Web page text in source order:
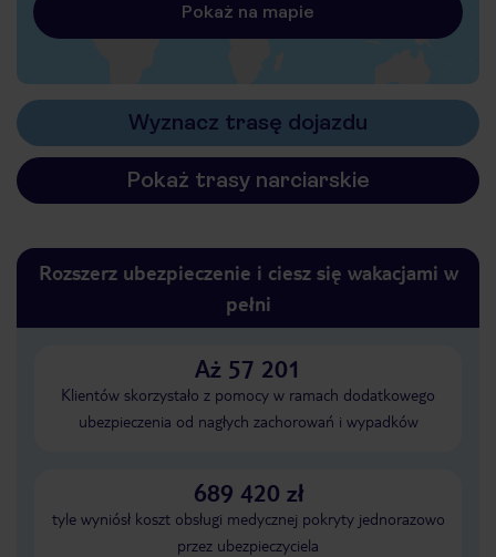
Pokaż na mapie
Wyznacz trasę dojazdu
Pokaż trasy narciarskie
Rozszerz ubezpieczenie i ciesz się wakacjami w
pełni
Aż 57 201
Klientów skorzystało z pomocy w ramach dodatkowego
ubezpieczenia od nagłych zachorowań i wypadków
689 420 zł
tyle wyniósł koszt obsługi medycznej pokryty jednorazowo
przez ubezpieczyciela